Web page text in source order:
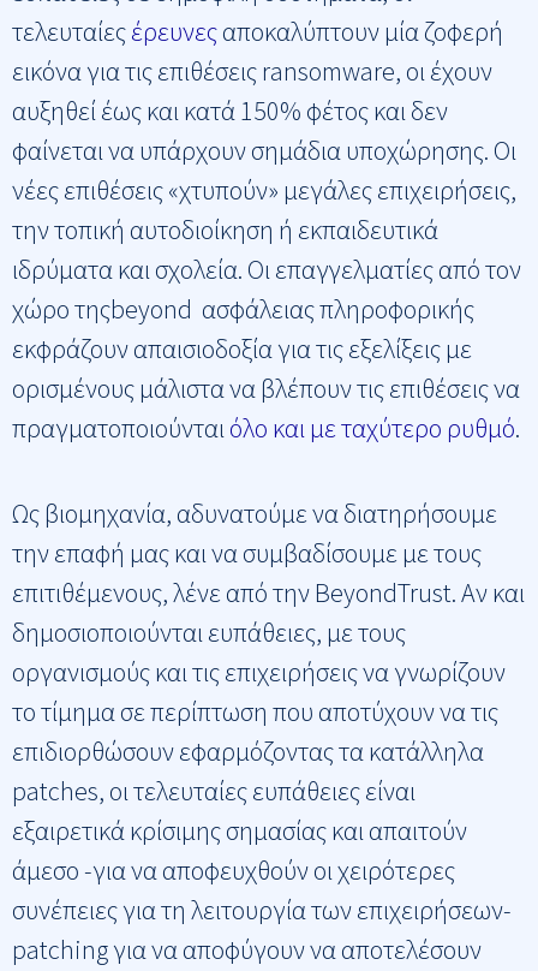
τελευταίεςέρευνεςαποκαλύπτουν μία ζοφερή
εικόνα για τις επιθέσεις ransomware, οι έχουν
αυξηθεί έως και κατά 150% φέτος και δεν
φαίνεται να υπάρχουν σημάδια υποχώρησης. Οι
νέες επιθέσεις «χτυπούν» μεγάλες επιχειρήσεις,
την τοπική αυτοδιοίκηση ή εκπαιδευτικά
ιδρύματα και σχολεία. Οι επαγγελματίες από τον
χώρο τηςbeyond ασφάλειας πληροφορικής
εκφράζουν απαισιοδοξία για τις εξελίξεις με
ορισμένους μάλιστα να βλέπουν τις επιθέσεις να
πραγματοποιούνται όλο και με ταχύτερο ρυθμό.
Ως βιομηχανία, αδυνατούμε να διατηρήσουμε
την επαφή μας και να συμβαδίσουμε με τους
επιτιθέμενους, λένε από την BeyondTrust. Αν και
δημοσιοποιούνται ευπάθειες, με τους
οργανισμούς και τις επιχειρήσεις να γνωρίζουν
το τίμημα σε περίπτωση που αποτύχουν να τις
επιδιορθώσουν εφαρμόζοντας τα κατάλληλα
patches, οι τελευταίες ευπάθειες είναι
εξαιρετικά κρίσιμης σημασίας και απαιτούν
άμεσο -για να αποφευχθούν οι χειρότερες
συνέπειες για τη λειτουργία των επιχειρήσεων-
patching για να αποφύγουν να αποτελέσουν